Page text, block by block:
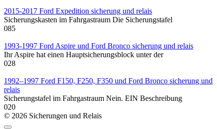
2015-2017 Ford Expedition sicherung und relais
Sicherungskasten im Fahrgastraum Die Sicherungstafel
085
1993-1997 Ford Aspire und Ford Bronco sicherung und relais
Ihr Aspire hat einen Hauptsicherungsblock unter der
028
1992–1997 Ford F150, F250, F350 und Ford Bronco sicherung und
relais
Sicherungstafel im Fahrgastraum Nein. EIN Beschreibung
020
© 2026 Sicherungen und Relais